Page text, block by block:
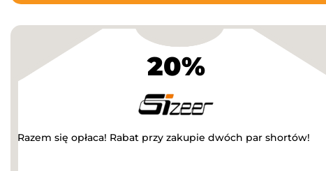
20%
Razem się opłaca! Rabat przy zakupie dwóch par shortów!